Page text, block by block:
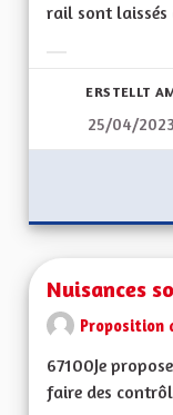
rail sont
ERSTELLT
25/04/2023
Nuisances
Proposition
67100Je
faire des